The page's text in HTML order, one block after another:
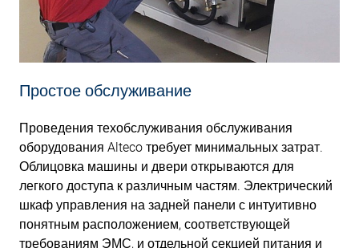
Простое обслуживание
Проведения техобслуживания обслуживания
оборудования Alteco требует минимальных затрат.
Облицовка машины и двери открываются для
легкого доступа к различным частям. Электрический
шкаф управления на задней панели с интуитивно
понятным расположением, соответствующей
требованиям ЭМС, и отдельной секцией питания и